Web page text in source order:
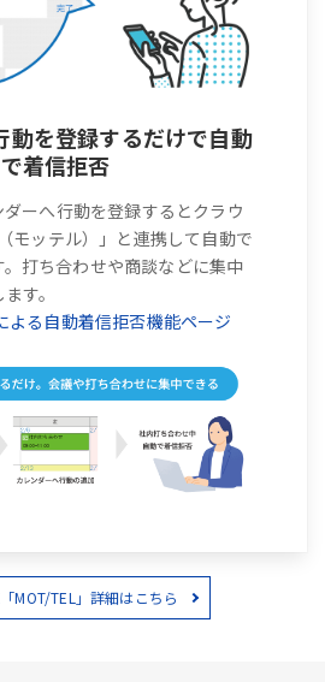
動を登録するだけで自動
で着信拒否
ーへ行動を登録するとクラウ
モッテル）」と連携して自動で
打ち合わせや商談などに集中
す。
よる自動着信拒否機能ページ
MOT/TEL」詳細はこちら